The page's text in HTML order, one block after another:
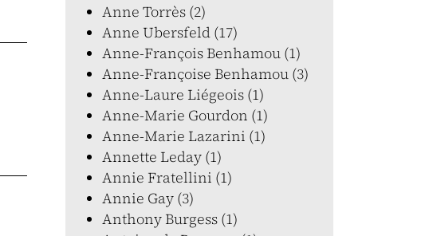
Anne Torrès (2)
Anne Ubersfeld (17)
Anne-François Benhamou (1)
Anne-Françoise Benhamou (3)
Anne-Laure Liégeois (1)
Anne-Marie Gourdon (1)
Anne-Marie Lazarini (1)
Annette Leday (1)
Annie Fratellini (1)
Annie Gay (3)
Anthony Burgess (1)